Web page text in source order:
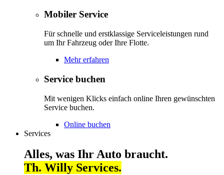
Mobiler Service
Für schnelle und erstklassige Serviceleistungen rund
um Ihr Fahrzeug oder Ihre Flotte.
Mehr erfahren
Service buchen
Mit wenigen Klicks einfach online Ihren gewünschten
Service buchen.
Online buchen
Services
Alles, was Ihr Auto braucht.
Th. Willy Services.